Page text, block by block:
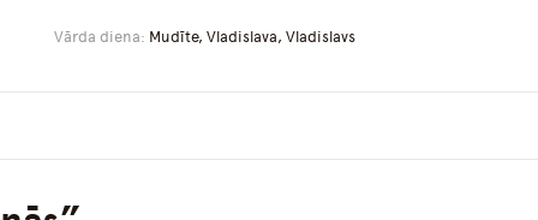
Vārda diena: Mudīte, Vladislava, Vladislavs